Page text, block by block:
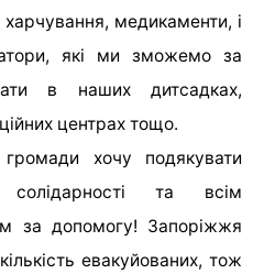
харчування, медикаменти, і
які ми зможемо за
в наших дитсадках,
центрах тощо.
громади хочу подякувати
та всім
за допомогу! Запоріжжя
евакуйованих, тож